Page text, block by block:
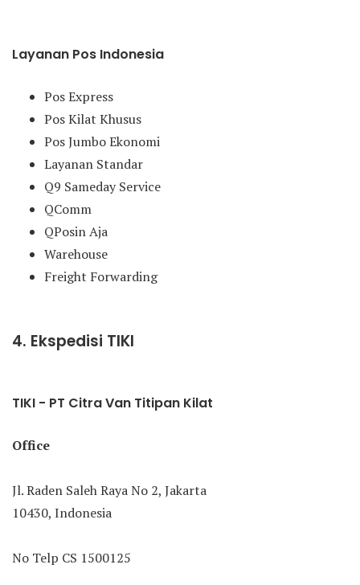
Layanan Pos Indonesia
Pos Express
Pos Kilat Khusus
Pos Jumbo Ekonomi
Layanan Standar
Q9 Sameday Service
QComm
QPosin Aja
Warehouse
Freight Forwarding
4. Ekspedisi TIKI
TIKI - PT Citra Van Titipan Kilat
Office
Jl. Raden Saleh Raya No 2, Jakarta
10430, Indonesia
No Telp CS 1500125